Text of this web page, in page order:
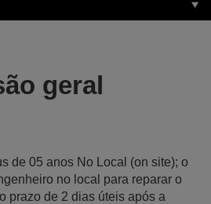
geral
de 05 anos No Local (on site); o
no local para reparar o
prazo de 2 dias úteis após a